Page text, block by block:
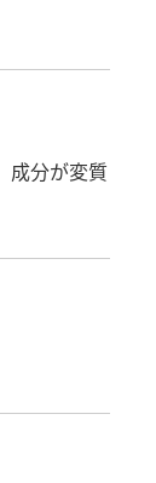
成分が変質